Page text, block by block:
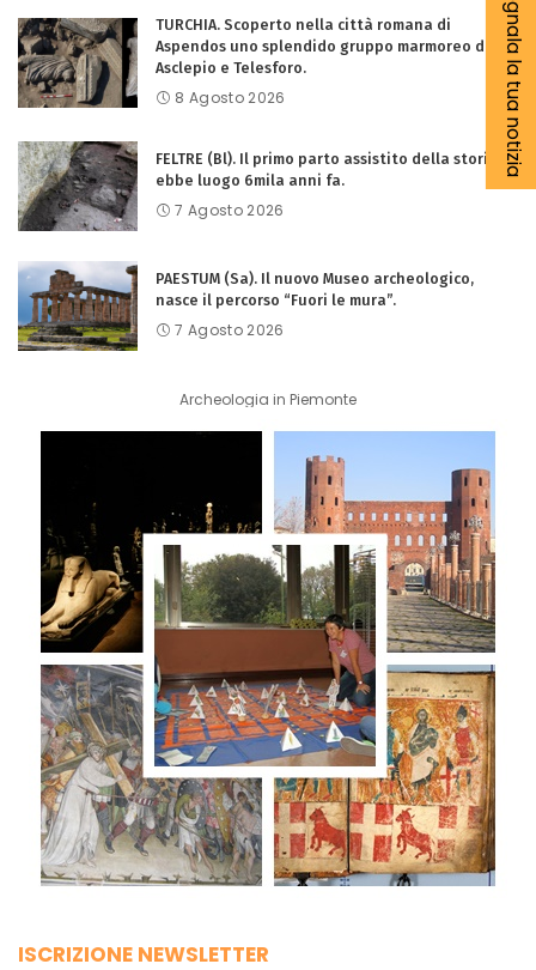
TURCHIA. Scoperto nella città romana di
Aspendos uno splendido gruppo marmoreo di
Asclepio e Telesforo.
8 Agosto 2026
FELTRE (Bl). Il primo parto assistito della storia
ebbe luogo 6mila anni fa.
7 Agosto 2026
PAESTUM (Sa). Il nuovo Museo archeologico,
nasce il percorso “Fuori le mura”.
7 Agosto 2026
Archeologia in Piemonte
ISCRIZIONE NEWSLETTER
Segnala la tua notizia